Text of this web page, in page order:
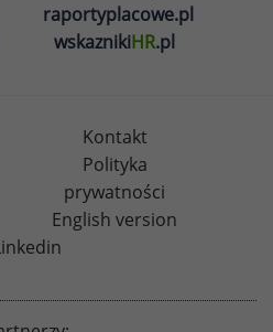
raportyplacowe.pl
wskaznikiHR.pl
Kontakt
Polityka
prywatności
English version